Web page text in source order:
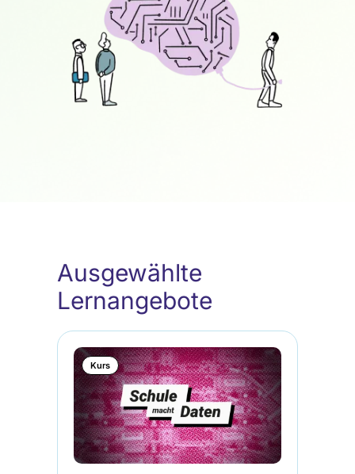
Ausgewählte
Lernangebote
Kurs